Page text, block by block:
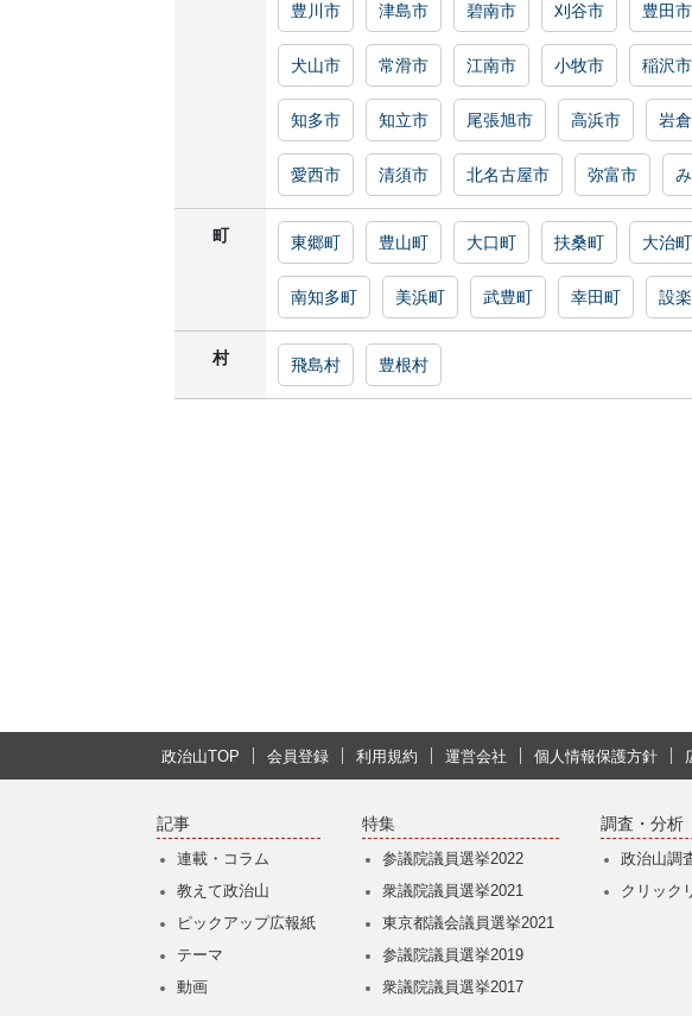
豊川市 津島市 碧南市 刈谷市 豊田市
犬山市 常滑市 江南市 小牧市 稲沢市
知多市 知立市 尾張旭市 高浜市 岩
愛西市 清須市 北名古屋市 弥富市
町 東郷町 豊山町 大口町 扶桑町 大治町
南知多町 美浜町 武豊町 幸田町 設
村 飛島村 豊根村
政治山TOP 会員登録 利用規約 運営会社 個人情報保護方針
記事
連載・コラム
教えて政治山
ピックアップ広報紙
テーマ
動画
特集
参議院議員選挙2022
衆議院議員選挙2021
東京都議会議員選挙2021
参議院議員選挙2019
衆議院議員選挙2017
調査・分析
政治山調
クリック